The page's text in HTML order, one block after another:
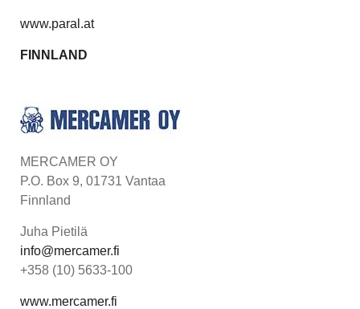
www.paral.at
FINNLAND
MERCAMER OY
P.O. Box 9, 01731 Vantaa
Finnland
Juha Pietilä
info@mercamer.fi
+358 (10) 5633-100
www.mercamer.fi